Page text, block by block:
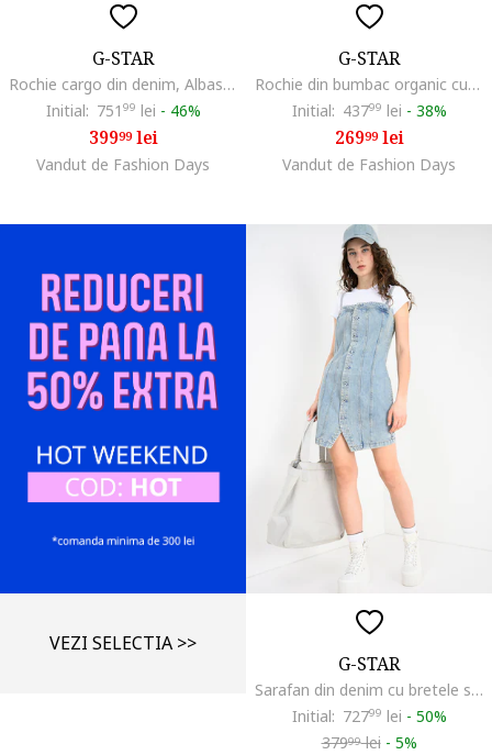
G-STAR
Rochie cargo din denim, Albastru ultramarin
Initial: 751 99 lei - 46%
39999lei
Vandut de Fashion Days
G-STAR
Rochie din bumbac organic cu model tie-dye, Albastru oceanic/Bleumarin
Initial: 43799 lei - 38%
26999lei
Vandut de Fashion Days
VEZI SELECTIA >>
G-STAR
Sarafan din denim cu bretele subtiri, Albastru deschis
Initial: 72799 lei - 50%
37999lei - 5%